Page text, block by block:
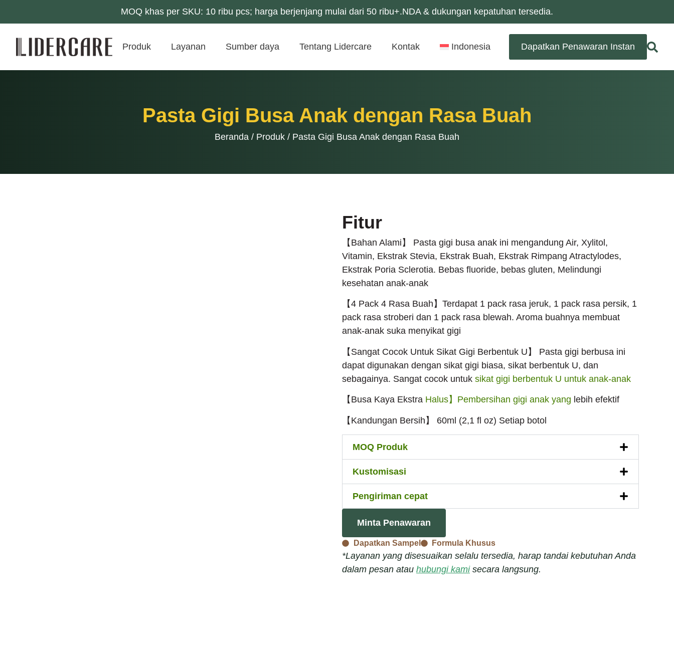
MOQ khas per SKU: 10 ribu pcs; harga berjenjang mulai dari 50 ribu+.NDA & dukungan kepatuhan tersedia.
Produk Layanan Sumber daya Tentang Lidercare Kontak Indonesia Dapatkan Penawaran Instan
Pasta Gigi Busa Anak dengan Rasa Buah
Beranda / Produk / Pasta Gigi Busa Anak dengan Rasa Buah
Fitur
【Bahan Alami】 Pasta gigi busa anak ini mengandung Air, Xylitol,
Vitamin, Ekstrak Stevia, Ekstrak Buah, Ekstrak Rimpang Atractylodes,
Ekstrak Poria Sclerotia. Bebas fluoride, bebas gluten, Melindungi
kesehatan anak-anak
【4 Pack 4 Rasa Buah】Terdapat 1 pack rasa jeruk, 1 pack rasa persik, 1
pack rasa stroberi dan 1 pack rasa blewah. Aroma buahnya membuat
anak-anak suka menyikat gigi
【Sangat Cocok Untuk Sikat Gigi Berbentuk U】 Pasta gigi berbusa ini
dapat digunakan dengan sikat gigi biasa, sikat berbentuk U, dan
sebagainya. Sangat cocok untuk sikat gigi berbentuk U untuk anak-anak
【Busa Kaya Ekstra Halus】Pembersihan gigi anak yang lebih efektif
【Kandungan Bersih】 60ml (2,1 fl oz) Setiap botol
MOQ Produk
Kustomisasi
Pengiriman cepat
Minta Penawaran
Dapatkan Sampel Formula Khusus
*Layanan yang disesuaikan selalu tersedia, harap tandai kebutuhan Anda
dalam pesan atau hubungi kamisecara langsung.